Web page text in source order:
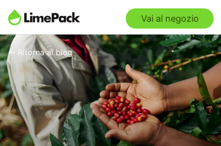
Vai al negozio
← Ritorna al blog